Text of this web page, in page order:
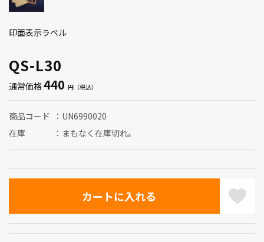
QS-L30
印面表示ラベル
通常価格440
商品コード
UN6990020
在庫
まもなく在庫切れ。